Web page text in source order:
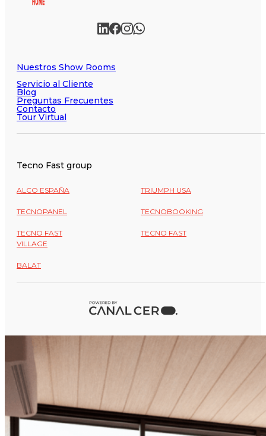
Nuestros Show Rooms
Servicio al Cliente
Blog
Preguntas Frecuentes
Contacto
Tour Virtual
Tecno Fast group
ALCO ESPAÑA TRIUMPH USA
TECNOPANEL TECNOBOOKING
TECNO FAST
VILLAGE
TECNO FAST
BALAT